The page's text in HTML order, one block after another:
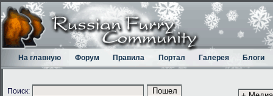
На главную Форум Правила Портал Галерея Блоги
Поиск: